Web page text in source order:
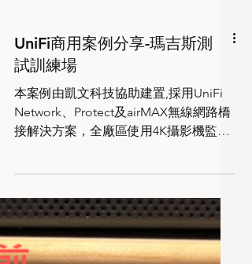
UniFi商用案例分享-瑪吉斯測
試訓練場